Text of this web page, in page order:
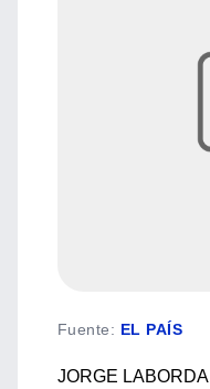
Fuente: EL PAÍS
JORGE LABORDA